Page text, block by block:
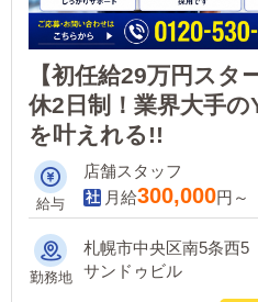
【初任給29万円スタ
休2日制！業界大手
を叶えれる!!
給与
店舗スタッフ
月給300,000円～
勤務地
札幌市中央区南5条西5 ・第2東亜すすきのビル ・
サンドゥビル